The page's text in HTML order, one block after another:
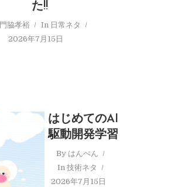
た!!
門脇孝裕 In 日常ネタ
2026年7月15日
はじめてのAI
駆動開発学習
By はんぺん
In技術ネタ
2026年7月15日